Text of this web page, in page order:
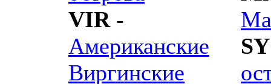
VIR-
Американские
Виргинские